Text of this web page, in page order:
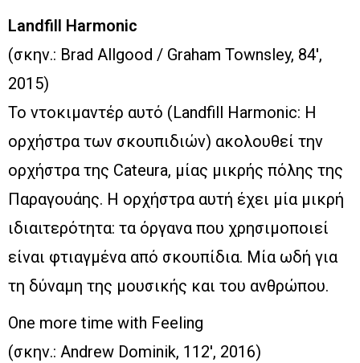
Landfill Harmonic
(σκην.: Brad Allgood / Graham Townsley, 84′,
2015)
Το ντοκιμαντέρ αυτό (Landfill Harmonic: Η
ορχήστρα των σκουπιδιών) ακολουθεί την
ορχήστρα της Cateura, μίας μικρής πόλης της
Παραγουάης. Η ορχήστρα αυτή έχει μία μικρή
ιδιαιτερότητα: τα όργανα που χρησιμοποιεί
είναι φτιαγμένα από σκουπίδια. Μία ωδή για
τη δύναμη της μουσικής και του ανθρώπου.
One more time with Feeling
(σκην.: Andrew Dominik, 112′, 2016)